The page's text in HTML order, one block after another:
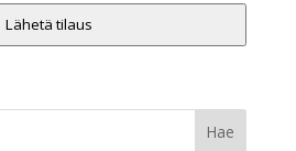
Lähetä tilaus